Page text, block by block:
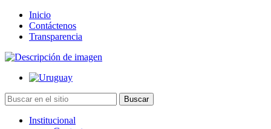
Inicio
Contáctenos
Transparencia
Institucional